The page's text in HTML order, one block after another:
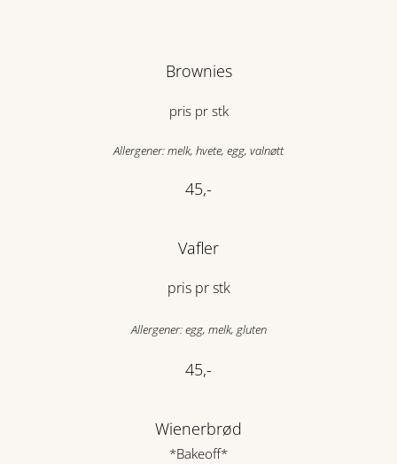
Brownies
pris pr stk
Allergener: melk, hvete, egg, valnøtt
45,-
Vafler
pris pr stk
Allergener: egg, melk, gluten
45,-
Wienerbrød
*Bakeoff*